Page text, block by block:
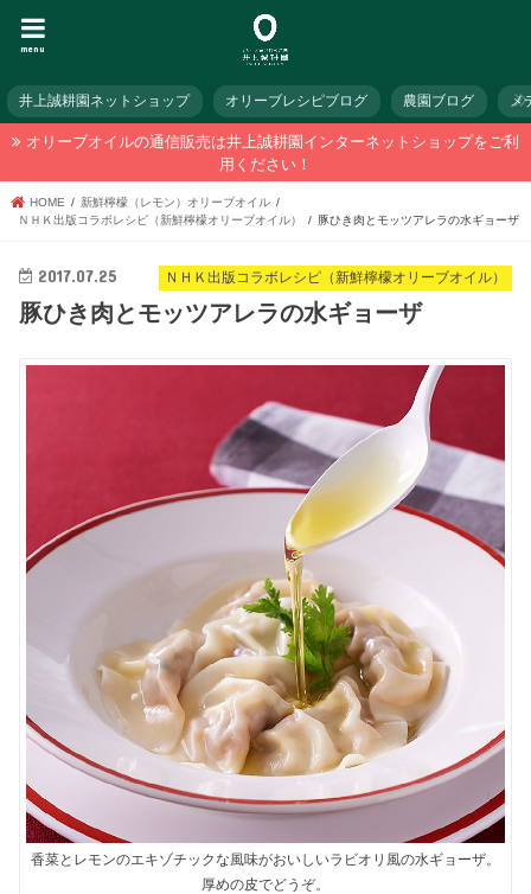
menu
井上誠耕園ネットショップ オリーブレシピブログ 農園ブログ メ
オリーブオイルの通信販売は井上誠耕園インターネットショップをご利
用ください！
HOME
新鮮檸檬（レモン）オリーブオイル
ＮＨＫ出版コラボレシピ（新鮮檸檬オリーブオイル）
豚ひき肉とモッツアレラの水ギョーザ
ＮＨＫ出版コラボレシピ（新鮮檸檬オリーブオイル）
2017.07.25
豚ひき肉とモッツアレラの水ギョーザ
香菜とレモンのエキゾチックな風味がおいしいラビオリ風の水ギョーザ。
厚めの皮でどうぞ。